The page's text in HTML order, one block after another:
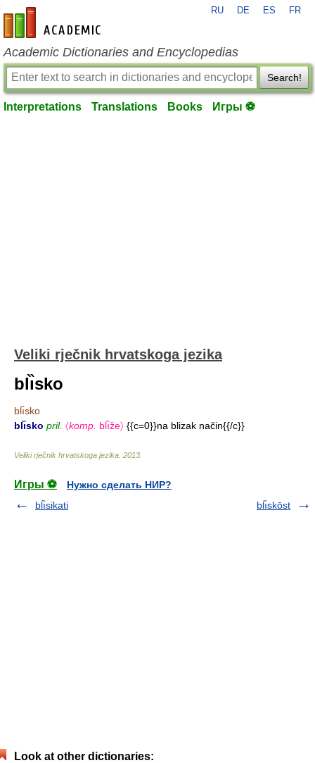
en-academic.com
RU DE ES FR
Academic Dictionaries and Encyclopedias
Search!
Interpretations Translations Books Игры ⚽
Veliki rječnik hrvatskoga jezika
blı̏sko
blı̏sko
blı̏sko pril. 〈komp. blı̏že〉 {{c=0}}na blizak način{{/c}}
Veliki rječnik hrvatskoga jezika 2013
Игры ⚽
Нужно сделать НИР?
blı̏sikati
blı̏skōst
Look at other dictionaries: